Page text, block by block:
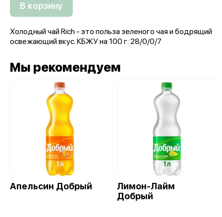
В корзину
Холодный чай Rich - это польза зеленого чая и бодрящий
освежающий вкус. КБЖУ на 100 г: 28/0/0/7
Мы рекомендуем
Апельсин Добрый
Лимон-Лайм
Добрый